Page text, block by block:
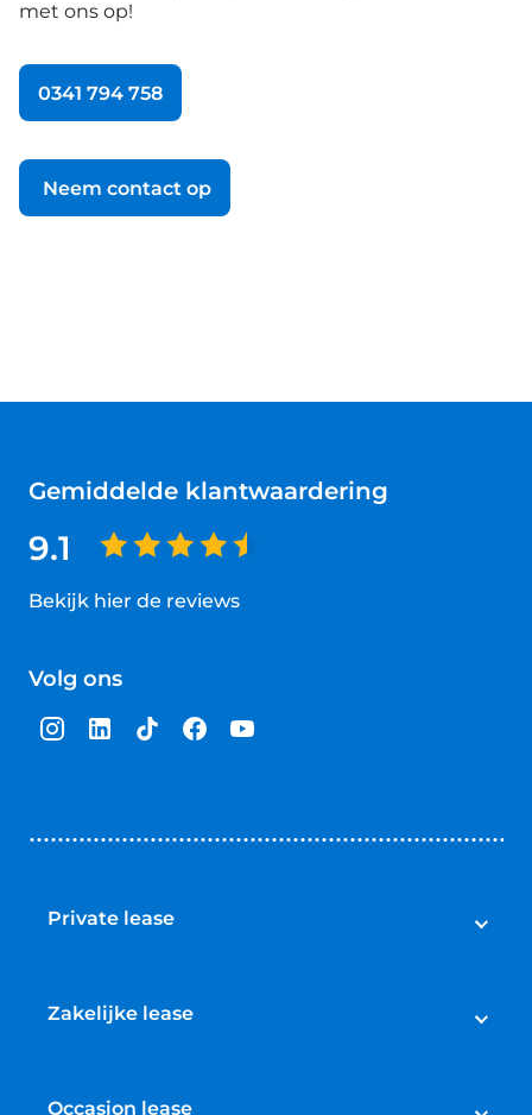
met ons op!
0341 794 758
Neem contact op
Gemiddelde klantwaardering
9.1
Bekijk hier de reviews
van
sterren
Volg ons
Private lease
Aanbod private lease nieuw
Zakelijke lease
Aanbod zakelijke lease nieuw
Occasion lease